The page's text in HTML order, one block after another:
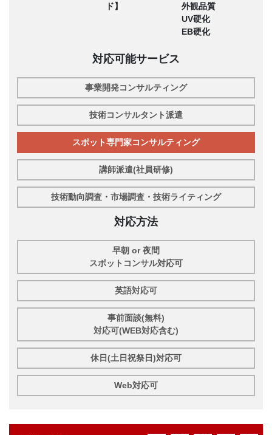
ド】
外観品質
UV硬化
EB硬化
対応可能サービス
事業開発コンサルティング
技術コンサルタント派遣
スポット専門家コンサルティング
講師派遣(社員研修)
技術動向調査・市場調査・技術ライティング
対応方法
早朝 or 夜間
スポットコンサル対応可
英語対応可
事前面談(無料)
対応可(WEB対応含む)
休日(土日祝祭日)対応可
Web対応可